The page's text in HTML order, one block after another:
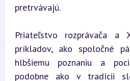
pretrvávajú.
Priateľstvo rozprávača a
príkladov, ako spoločné
hlbšiemu poznaniu a
podobne ako v tradícii